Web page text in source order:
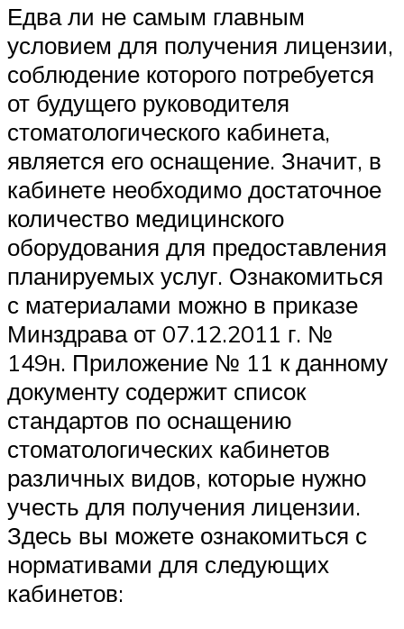
Едва ли не самым главным
условием для получения лицензии,
соблюдение которого потребуется
от будущего руководителя
стоматологического кабинета,
является его оснащение. Значит, в
кабинете необходимо достаточное
количество медицинского
оборудования для предоставления
планируемых услуг. Ознакомиться
с материалами можно в приказе
Минздрава от 07.12.2011 г. №
149н. Приложение № 11 к данному
документу содержит список
стандартов по оснащению
стоматологических кабинетов
различных видов, которые нужно
учесть для получения лицензии.
Здесь вы можете ознакомиться с
нормативами для следующих
кабинетов: